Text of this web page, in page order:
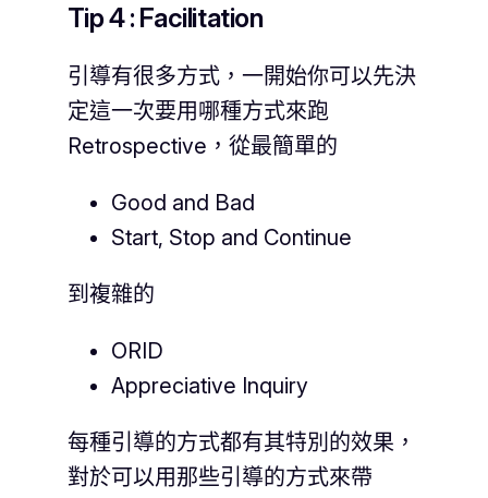
Tip 4 : Facilitation
引導有很多方式，一開始你可以先決
定這一次要用哪種方式來跑
Retrospective，從最簡單的
Good and Bad
Start, Stop and Continue
到複雜的
ORID
Appreciative Inquiry
每種引導的方式都有其特別的效果，
對於可以用那些引導的方式來帶